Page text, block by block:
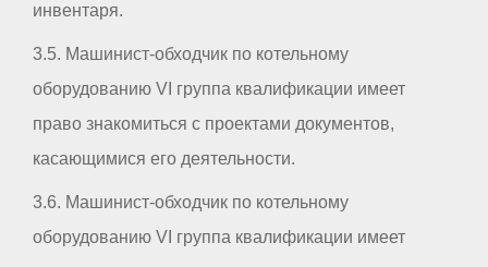
инвентаря.
3.5. Машинист-обходчик по котельному
оборудованию VI группа квалификации имеет
право знакомиться с проектами документов,
касающимися его деятельности.
3.6. Машинист-обходчик по котельному
оборудованию VI группа квалификации имеет